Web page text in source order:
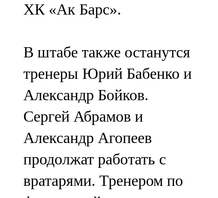
ХК «Ак Барс».
В штабе также останутся
тренеры Юрий Бабенко и
Александр Бойков.
Сергей Абрамов и
Александр Агопеев
продолжат работать с
вратарями. Тренером по